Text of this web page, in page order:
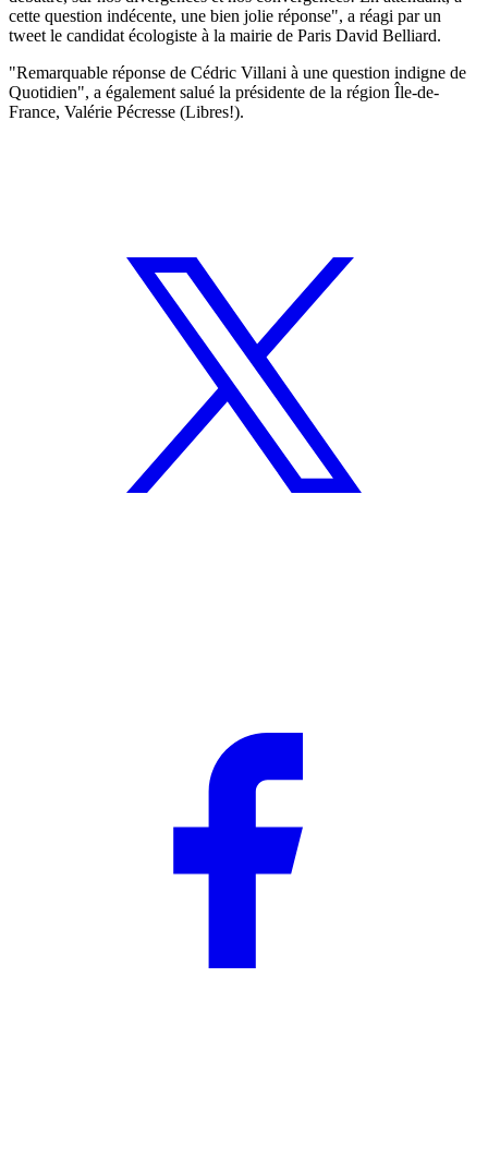
cette question indécente, une bien jolie réponse", a réagi par un
tweet le candidat écologiste à la mairie de Paris David Belliard.
"Remarquable réponse de Cédric Villani à une question indigne de
Quotidien", a également salué la présidente de la région Île-de-
France, Valérie Pécresse (Libres!).